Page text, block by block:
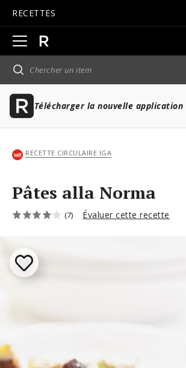
RECETTES
Ouvrir
la
navigation
principale
Télécharger la nouvelle application
RECETTE CIRCULAIRE IGA
Pâtes alla Norma
(7) Évaluer cette recette